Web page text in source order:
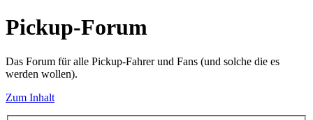
Pickup-Forum
Das Forum für alle Pickup-Fahrer und Fans (und solche die es
werden wollen).
Zum Inhalt